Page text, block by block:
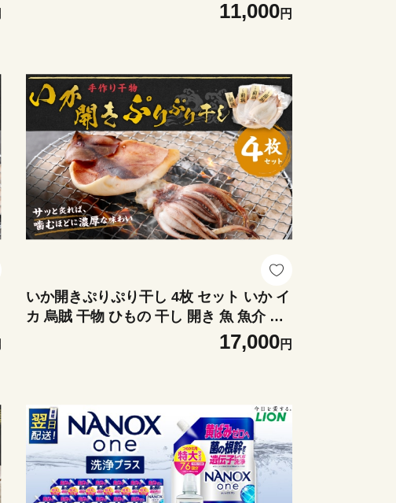
11,000円
いか開きぷりぷり干し 4枚 セット いか イ
カ 烏賊 干物 ひもの 干し 開き 魚 魚介 お
17,000円